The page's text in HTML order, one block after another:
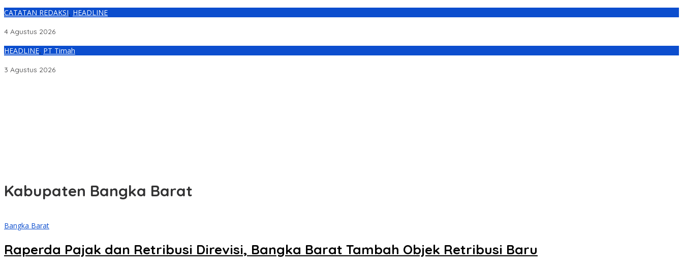
CATATAN REDAKSI, HEADLINE
4 Agustus 2026
HEADLINE, PT Timah
3 Agustus 2026
Kabupaten Bangka Barat
Bangka Barat
Raperda Pajak dan Retribusi Direvisi, Bangka Barat Tambah Objek Retribusi Baru